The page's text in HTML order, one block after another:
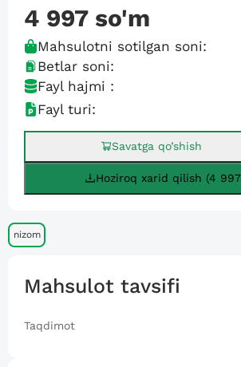
4 997 so'm
Mahsulotni sotilgan soni:
Betlar soni:
Fayl hajmi :
Fayl turi:
Savatga qo’shish
Hoziroq xarid qilish (4
nizom
Mahsulot tavsifi
Taqdimot